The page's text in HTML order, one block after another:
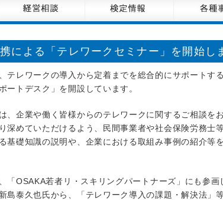
による「テレワークセミナー」を開始し
テレワークの導入から定着までを総合的にサポートす
ートデスク」を開設しています。
、企業や働く皆様からのテレワークに関するご相談を
深めていただけるよう、民間事業者や社会保険労務士
基礎知識の説明や、企業における取組み事例の紹介等
「OSAKA若者リ・スキリングパートナーズ」にも参
島泰久也氏から、「テレワーク導入の課題・解決法」